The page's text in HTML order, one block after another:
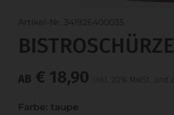
Artikel-Nr. 341926400035
AB € 18,90 inkl. 20% MwSt. und
Farbe: taupe